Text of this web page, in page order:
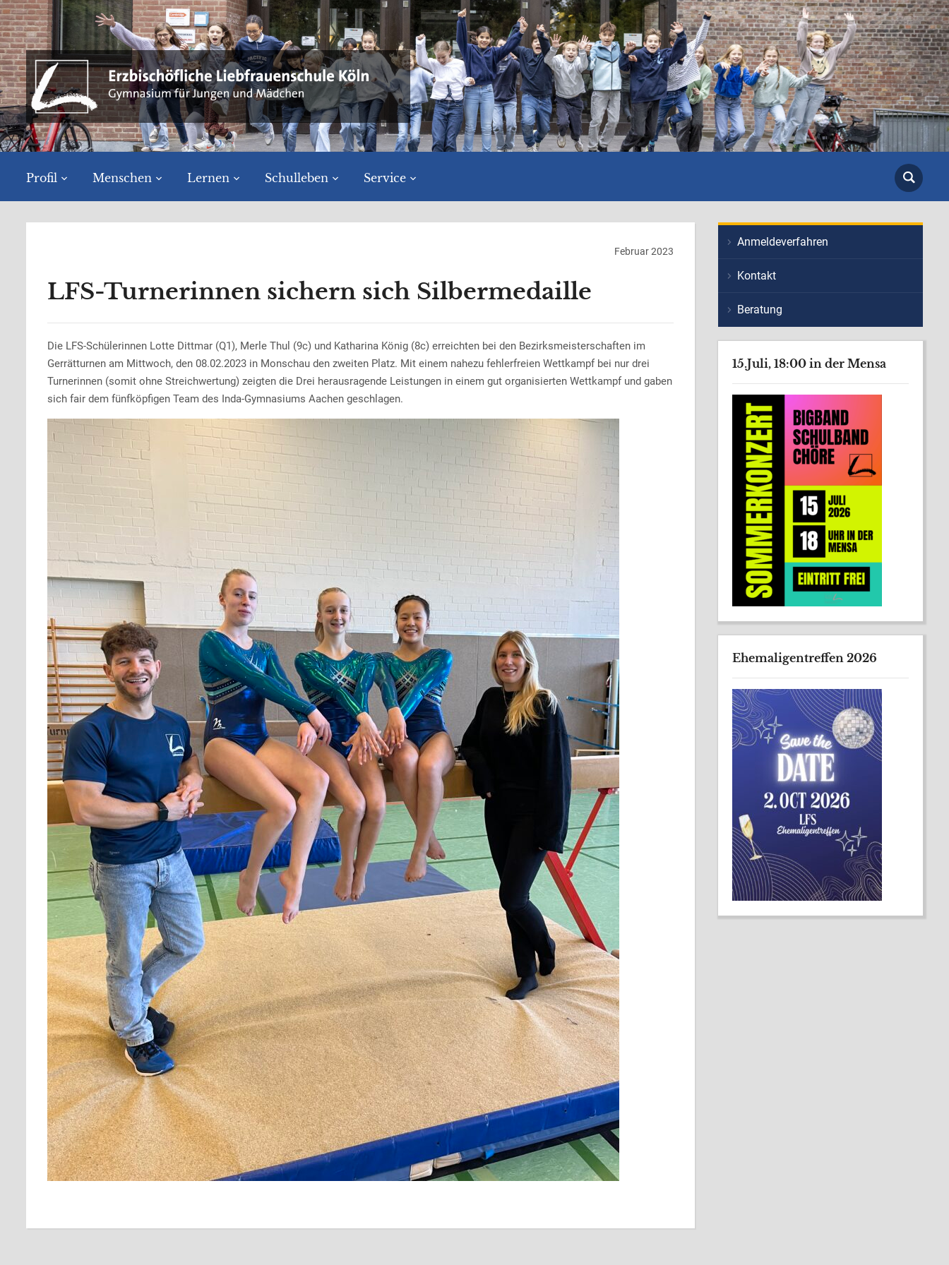
Profil Menschen Lernen Schulleben Service
Februar 2023
LFS-Turnerinnen sichern sich Silbermedaille
Die LFS-Schülerinnen Lotte Dittmar (Q1), Merle Thul (9c) und Katharina König (8c) erreichten bei den Bezirksmeisterschaften im
Gerrätturnen am Mittwoch, den 08.02.2023 in Monschau den zweiten Platz. Mit einem nahezu fehlerfreien Wettkampf bei nur drei
Turnerinnen (somit ohne Streichwertung) zeigten die Drei herausragende Leistungen in einem gut organisierten Wettkampf und gaben
sich fair dem fünfköpfigen Team des Inda-Gymnasiums Aachen geschlagen.
Anmeldeverfahren
Kontakt
Beratung
15.Juli, 18:00 in der Mensa
Ehemaligentreffen 2026